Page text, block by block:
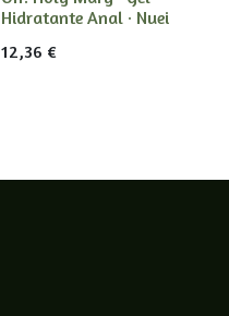
Hidratante Anal · Nuei
12,36 €